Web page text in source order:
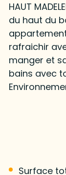
HAUT
du haut du
rafraichir
manger et
bains avec
Surface